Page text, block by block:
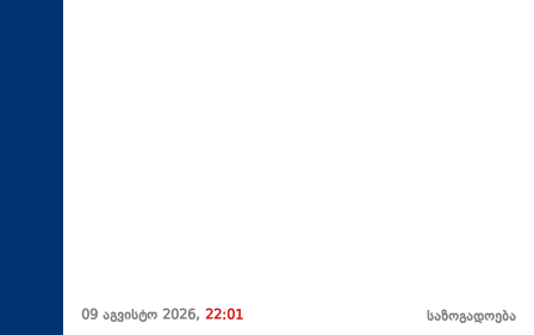
09 აგვისტო 2026, 22:01 საზოგადოება